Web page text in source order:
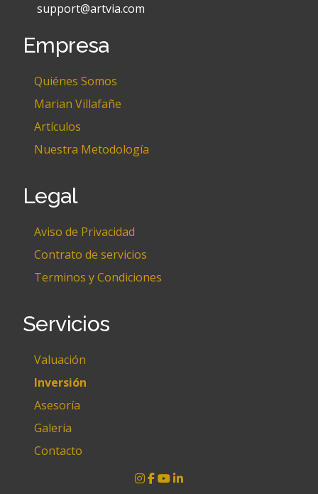
support@artvia.com
Empresa
Quiénes Somos
Marian Villafañe
Artículos
Nuestra Metodología
Legal
Aviso de Privacidad
Contrato de servicios
Terminos y Condiciones
Servicios
Valuación
Inversión
Asesoría
Galeria
Contacto